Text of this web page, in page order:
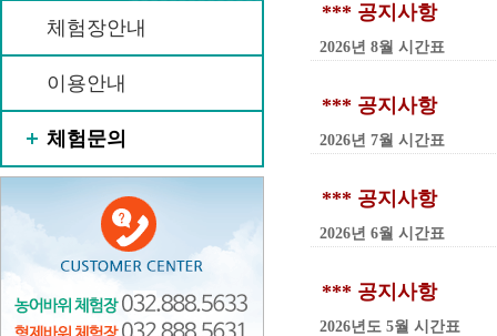
체험장안내
이용안내
체험문의
*** 공지사항
2026년 8월 시간표
*** 공지사항
2026년 7월 시간표
*** 공지사항
2026년 6월 시간표
*** 공지사항
2026년도 5월 시간표